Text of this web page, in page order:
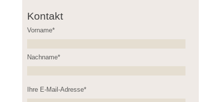
Kontakt
Vorname*
Nachname*
leave
Ihre E-Mail-Adresse*